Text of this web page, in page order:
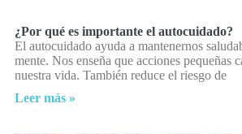
¿Por qué es importante el autocuidado?
El autocuidado ayuda a mantenernos
mente. Nos enseña que acciones pequeñas
nuestra vida. También reduce el riesgo de
Leer más »